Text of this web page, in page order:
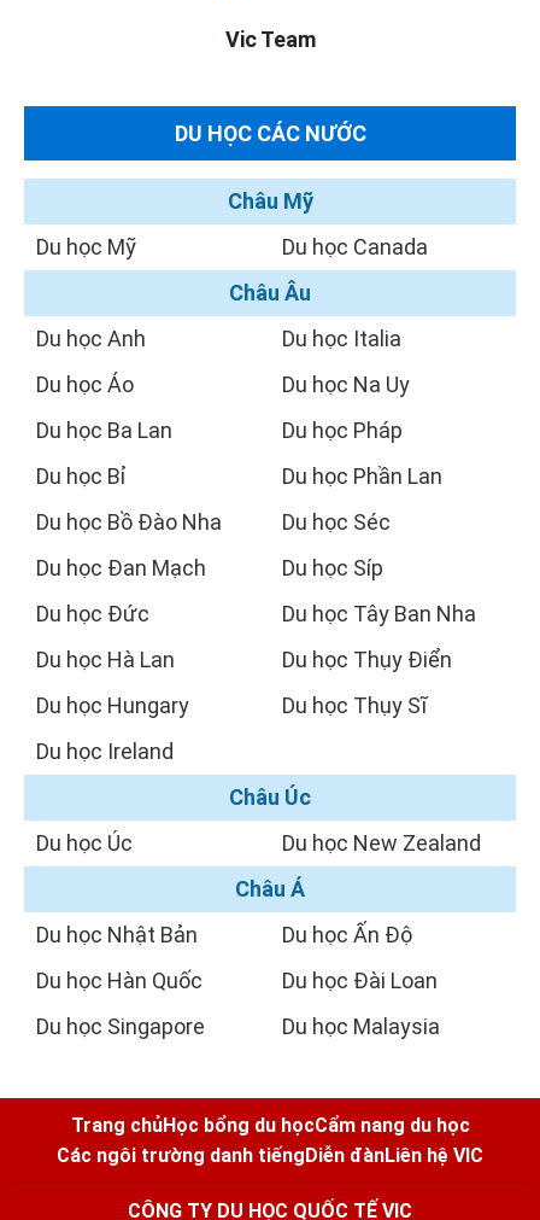
Vic Team
DU HỌC CÁC NƯỚC
Châu Mỹ
Du học Mỹ
Du học Canada
Châu Âu
Du học Anh
Du học Áo
Du học Ba Lan
Du học Bỉ
Du học Bồ Đào Nha
Du học Đan Mạch
Du học Đức
Du học Hà Lan
Du học Hungary
Du học Ireland
Du học Italia
Du học Na Uy
Du học Pháp
Du học Phần Lan
Du học Séc
Du học Síp
Du học Tây Ban Nha
Du học Thụy Điển
Du học Thụy Sĩ
Châu Úc
Du học Úc
Du học New Zealand
Châu Á
Du học Nhật Bản
Du học Hàn Quốc
Du học Singapore
Du học Ấn Độ
Du học Đài Loan
Du học Malaysia
Trang chủHọc bổng du họcCẩm nang du học
Các ngôi trường danh tiếngDiễn đànLiên hệ VIC
CÔNG TY DU HỌC QUỐC TẾ VIC